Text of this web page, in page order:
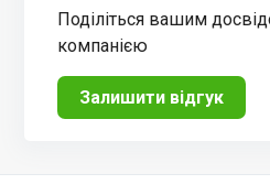
Поділіться вашим
компанією
Залишити відгук